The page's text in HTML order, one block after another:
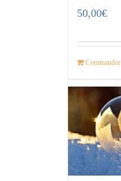
50,00€
Commander